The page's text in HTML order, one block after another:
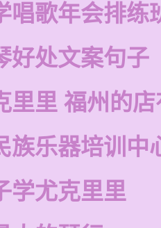
唱歌年会排练
好处文案句子
里里 福州的
族乐器培训中
学尤克里里